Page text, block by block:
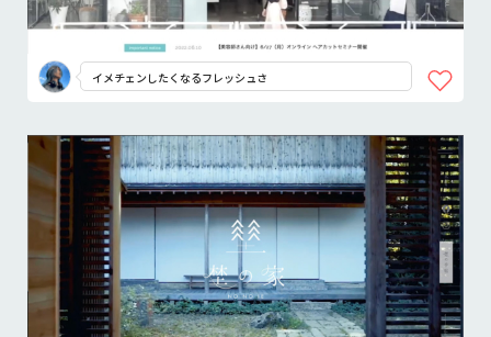
イメチェンしたくなるフレッシュさ